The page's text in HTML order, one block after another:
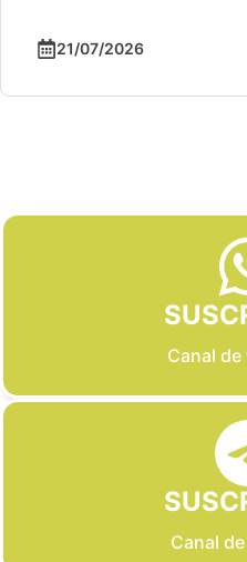
21/07/2026
Canal
Canal